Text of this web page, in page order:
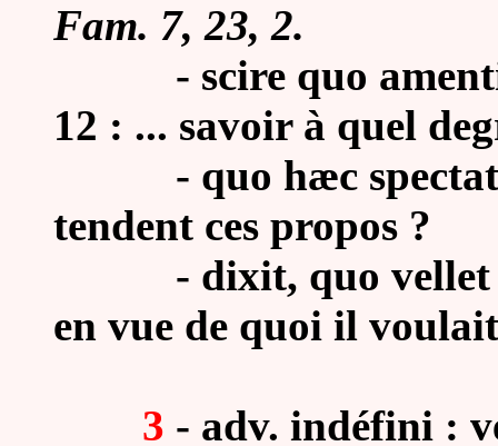
Fam. 7, 23, 2.
- scire quo amentiæ
12 : ... savoir à quel
- quo hæc
tendent ces propos ?
- dixit, quo
en vue de quoi il
3 - adv. indéfini :